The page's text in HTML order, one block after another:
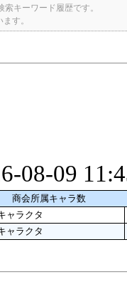
キーワード履歴です。
す。
08-09
商会所属キャラ数
ャラクタ
ャラクタ